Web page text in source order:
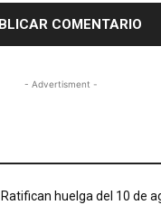
- Advertisment -
Ratifican huelga del 10 de